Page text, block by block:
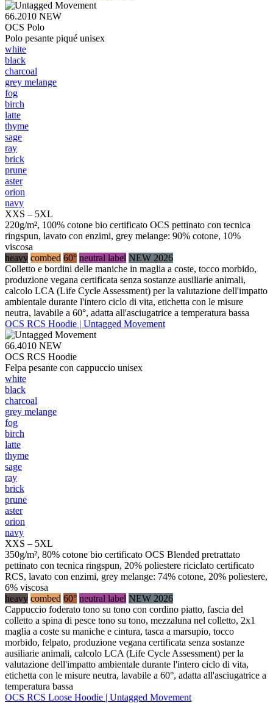
66.2010 NEW
OCS Polo
Polo pesante piqué unisex
white
black
charcoal
grey melange
fog
birch
latte
thyme
sage
ray
brick
prune
aster
orion
navy
XXS – 5XL
220g/m², 100% cotone bio certificato OCS pettinato con tecnica
ringspun, lavato con enzimi, grey melange: 90% cotone, 10%
viscosa
heavy combed 60° neutral label NEW 2026
Colletto e bordini delle maniche in maglia a coste, tocco morbido,
produzione vegana certificata senza sostanze ausiliarie animali,
calcolo LCA (Life Cycle Assessment) per la valutazione dell'impatto
ambientale durante l'intero ciclo di vita, etichetta con le misure
neutra, lavabile a 60°, adatta all'asciugatrice a temperatura bassa
OCS RCS Hoodie | Untagged Movement
66.4010 NEW
OCS RCS Hoodie
Felpa pesante con cappuccio unisex
white
black
charcoal
grey melange
fog
birch
latte
thyme
sage
ray
brick
prune
aster
orion
navy
XXS – 5XL
350g/m², 80% cotone bio certificato OCS Blended pretrattato
pettinato con tecnica ringspun, 20% poliestere riciclato certificato
RCS, lavato con enzimi, grey melange: 74% cotone, 20% poliestere,
6% viscosa
heavy combed 60° neutral label NEW 2026
Cappuccio foderato tono su tono con cordino piatto, fascia del
colletto a spina di pesce tono su tono, mezzaluna nel colletto, 2x1
maglia a coste su maniche e cintura, tasca a marsupio, tocco
morbido, felpato, produzione vegana certificata senza sostanze
ausiliarie animali, calcolo LCA (Life Cycle Assessment) per la
valutazione dell'impatto ambientale durante l'intero ciclo di vita,
etichetta con le misure neutra, lavabile a 60°, adatta all'asciugatrice a
temperatura bassa
OCS RCS Loose Hoodie | Untagged Movement